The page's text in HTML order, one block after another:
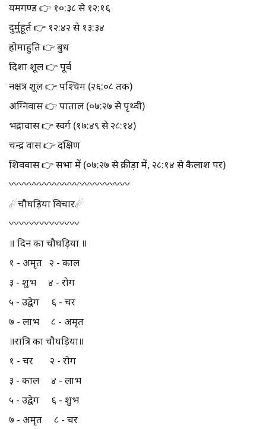
यमगण्ड 👉 १०:३८ से १२:१६
दुर्मुहूर्त 👉 १२:४२ से १३:३४
होमाहुति 👉 बुध
दिशा शूल 👉 पूर्व
नक्षत्र शूल 👉 पश्चिम (२६:०८ तक)
अग्निवास 👉 पाताल (०७:२७ से पृथ्वी)
भद्रावास 👉 स्वर्ग (१७:४९ से २८:१४)
चन्द्र वास 👉 दक्षिण
शिववास 👉 सभा में (०७:२७ से क्रीड़ा में, २८:१४ से कैलाश पर)
〰️〰️〰️〰️〰️〰️〰️〰️〰️〰️〰️〰️
☄चौघड़िया विचार☄
〰️〰️〰️〰️〰️〰️〰️
॥ दिन का चौघड़िया ॥
१ - अमृत २ - काल
३ - शुभ ४ - रोग
५ - उद्वेग ६ - चर
७ - लाभ ८ - अमृत
॥रात्रि का चौघड़िया॥
१ - चर २ - रोग
३ - काल ४ - लाभ
५ - उद्वेग ६ - शुभ
७ - अमृत ८ - चर